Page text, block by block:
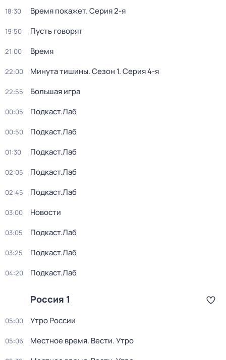
18:30 Время покажет. Серия 2-я
19:50 Пусть говорят
21:00 Время
22:00 Минута тишины. Сезон 1. Серия 4-я
22:55 Большая игра
00:05 Подкаст.Лаб
00:50 Подкаст.Лаб
01:30 Подкаст.Лаб
02:05 Подкаст.Лаб
02:45 Подкаст.Лаб
03:00 Новости
03:05 Подкаст.Лаб
03:25 Подкаст.Лаб
04:20 Подкаст.Лаб
Россия 1
05:00 Утро России
05:06 Местное время. Вести. Утро